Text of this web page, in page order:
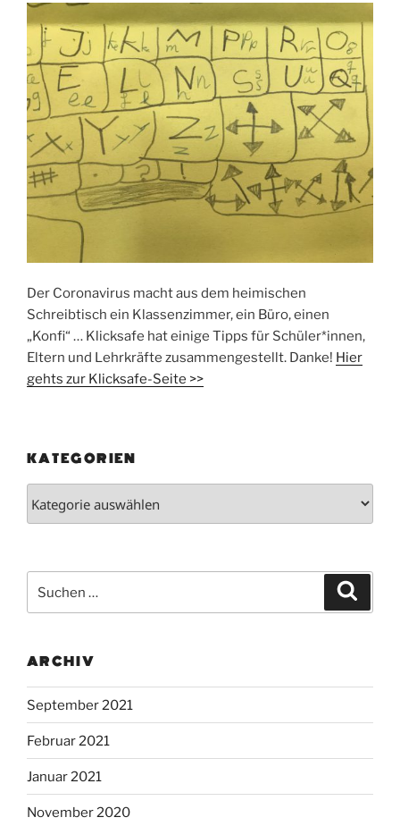
Der Coronavirus macht aus dem heimischen
Schreibtisch ein Klassenzimmer, ein Büro, einen
„Konfi“ … Klicksafe hat einige Tipps für Schüler*innen,
Eltern und Lehrkräfte zusammengestellt. Danke! Hier
gehts zur Klicksafe-Seite >>
KATEGORIEN
nach:
ARCHIV
September 2021
Februar 2021
Januar 2021
November 2020